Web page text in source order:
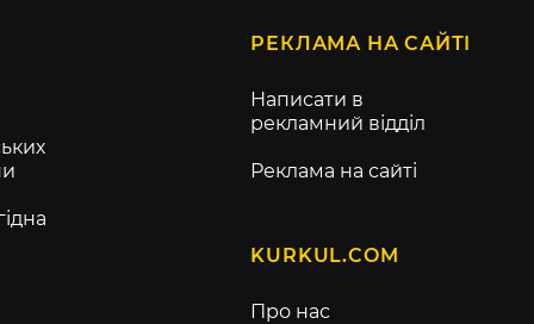
РЕКЛАМА НА САЙТІ
Написати в
рекламний відділ
Реклама на сайті
KURKUL.COM
Про нас